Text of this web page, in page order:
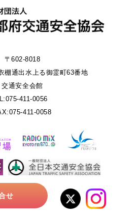
〒602-8018
棚通出水上る御霊町63番地
交通安全会館
411-0056
411-0058
せ